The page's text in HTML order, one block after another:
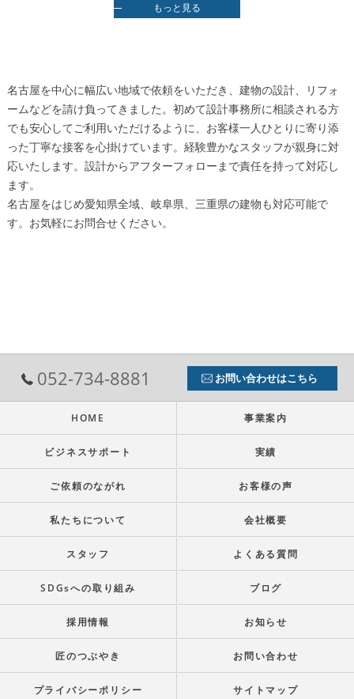
もっと見る
名古屋を中心に幅広い地域で依頼をいただき、建物の設計、リフォ
ームなどを請け負ってきました。初めて設計事務所に相談される方
でも安心してご利用いただけるように、お客様一人ひとりに寄り添
った丁寧な接客を心掛けています。経験豊かなスタッフが親身に対
応いたします。設計からアフターフォローまで責任を持って対応し
ます。
名古屋をはじめ愛知県全域、岐阜県、三重県の建物も対応可能で
す。お気軽にお問合せください。
052-734-8881 お問い合わせはこちら
HOME 事業案内
ビジネスサポート 実績
ご依頼のながれ お客様の声
私たちについて 会社概要
スタッフ よくある質問
SDGsへの取り組み ブログ
採用情報 お知らせ
匠のつぶやき お問い合わせ
プライバシーポリシー サイトマップ